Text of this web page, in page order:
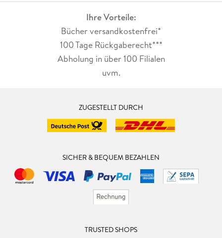
Ihre Vorteile:
Bücher versandkostenfrei*
100 Tage Rückgaberecht***
Abholung in über 100 Filialen
uvm.
ZUGESTELLT DURCH
SICHER & BEQUEM BEZAHLEN
TRUSTED SHOPS